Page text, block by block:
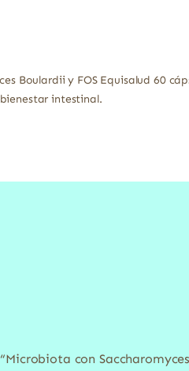
Boulardii y FOS Equisalud 60
intestinal.
con